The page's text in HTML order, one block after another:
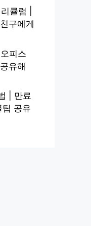
큘럼 |
구에게
피스
유해
| 만료
공유